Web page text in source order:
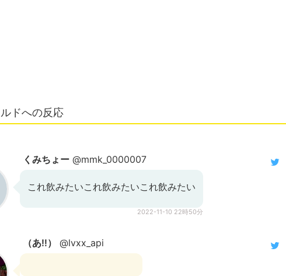
ドへの反応
くみちょー @mmk_0000007
これ飲みたいこれ飲みたいこれ飲みたい
2022-11-10 22時50分
（あ‼︎） @lvxx_api